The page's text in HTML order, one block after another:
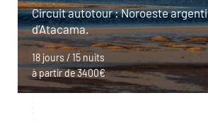
Circuit autotour : Noroeste
d’Atacama.
18 jours / 15 nuits
à partir de 3400€